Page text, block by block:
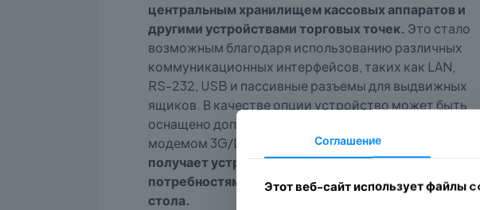
центральным хранилищем кассовых аппаратов и
другими устройствами торговых точек. Это стало
возможным благодаря использованию различных
коммуникационных интерфейсов, таких как LAN,
RS-232, USB и пассивные разъемы для выдвижных
ящиков. В качестве опции устройство может быть
оснащено дополнительным модулем Wi-Fi или
модемом 3G/LTE.
В результате пользователь
получает устройство, идеально адаптированное к
потребностям профессионального кассового
стола.
Соглашение
Этот веб-сайт использует файлы